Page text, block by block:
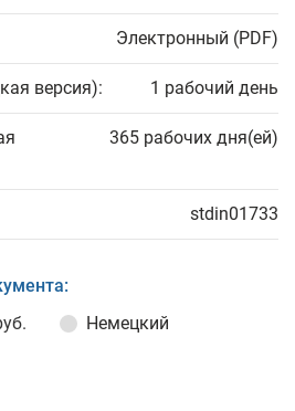
Электронный (PDF)
версия): 1 рабочий день
365 рабочих дня(ей)
stdin01733
Немецкий